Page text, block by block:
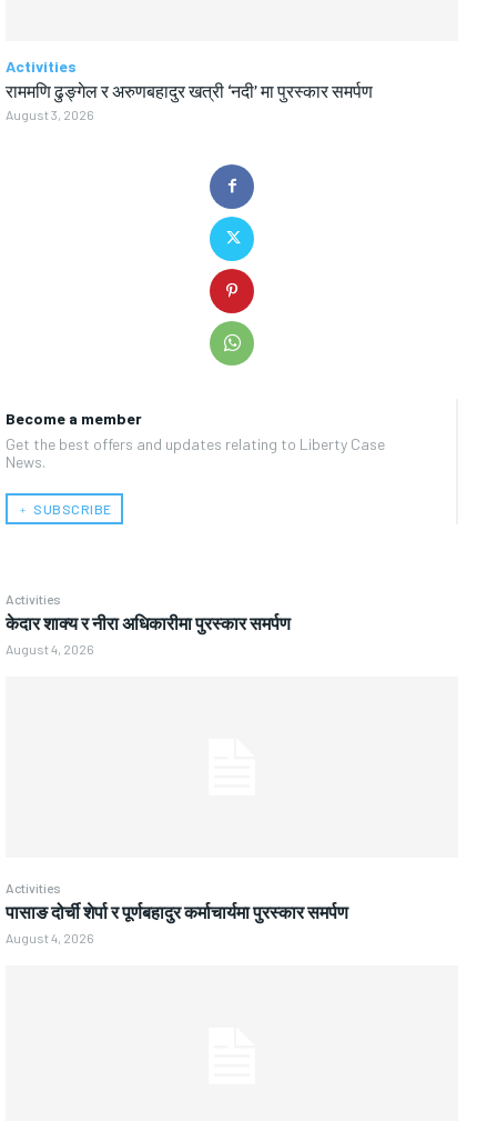
Become a member
Get the best offers and updates relating to Liberty Case
News.
﹢ SUBSCRIBE
Activities
केदार शाक्य र नीरा अधिकारीमा पुरस्कार समर्पण
August 4, 2026
Activities
पासाङ दोर्ची शेर्पा र पूर्णबहादुर कर्माचार्यमा पुरस्कार समर्पण
August 4, 2026
Activities
राममणि ढुङ्गेल र अरुणबहादुर खत्री ‘नदी’ मा पुरस्कार समर्पण
August 3, 2026